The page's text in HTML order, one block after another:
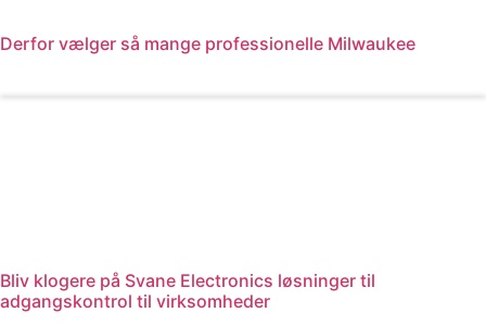
Derfor vælger så mange professionelle Milwaukee
Bliv klogere på Svane Electronics løsninger til
adgangskontrol til virksomheder